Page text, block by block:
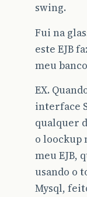
swing.
Fui na
este EJB
meu
EX.
interface
qualquer
o loockup
meu EJB,
usando o
Mysql,